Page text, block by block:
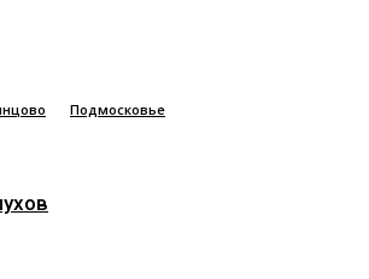
Подмосковье